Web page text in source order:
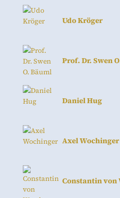
Udo Kröger
Prof. Dr. Swen
Daniel Hug
Axel Wochinger
Constantin von